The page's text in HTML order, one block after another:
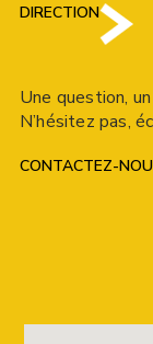
DIRECTION
Une question,
N’hésitez pas,
CONTACTEZ-